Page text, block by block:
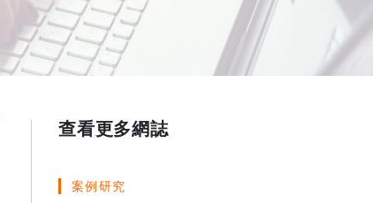
查看更多網誌
案例研究